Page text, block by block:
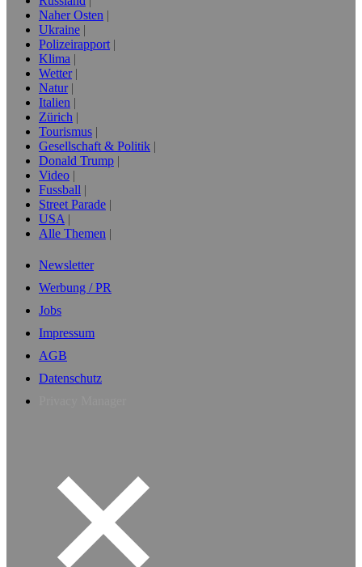
Naher Osten
Ukraine
Polizeirapport
Klima
Wetter
Natur
Italien
Zürich
Tourismus
Gesellschaft & Politik
Donald Trump
Video
Fussball
Street Parade
USA
Alle Themen
Newsletter
Werbung / PR
Jobs
Impressum
AGB
Datenschutz